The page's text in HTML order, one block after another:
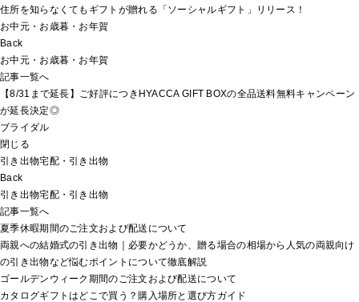
住所を知らなくてもギフトが贈れる「ソーシャルギフト」リリース！
お中元・お歳暮・お年賀
Back
お中元・お歳暮・お年賀
記事一覧へ
【8/31まで延長】ご好評につきHYACCA GIFT BOXの全品送料無料キャンペーン
が延長決定◎
ブライダル
閉じる
引き出物宅配・引き出物
Back
引き出物宅配・引き出物
記事一覧へ
夏季休暇期間のご注文および配送について
両親への結婚式の引き出物｜必要かどうか、贈る場合の相場から人気の両親向け
の引き出物など悩むポイントについて徹底解説
ゴールデンウィーク期間のご注文および配送について
カタログギフトはどこで買う？購入場所と選び方ガイド